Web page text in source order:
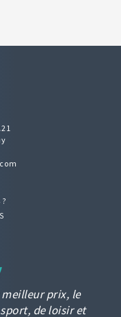
?
prix, le
de loisir et